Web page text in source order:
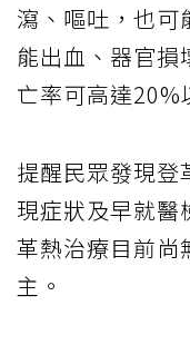
瀉、嘔吐，也可
能出血、器官損
亡率可高達20%
提醒民眾發現登
現症狀及早就醫
革熱治療目前尚
主。